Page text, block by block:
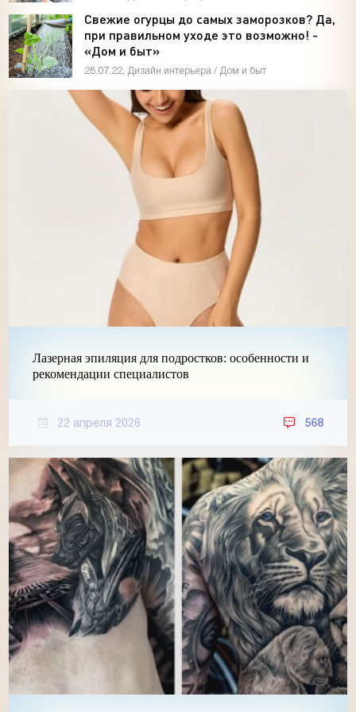
Свежие огурцы до самых заморозков? Да,
при правильном уходе это возможно! -
«Дом и быт»
28.07.22, Дизайн интерьера / Дом и быт
Лазерная эпиляция для подростков: особенности и
рекомендации специалистов
22 апреля 2026 568